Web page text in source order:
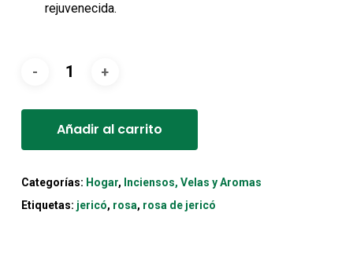
rejuvenecida.
Añadir al carrito
Categorías: Hogar, Inciensos, Velas y Aromas
Etiquetas: jericó, rosa, rosa de jericó